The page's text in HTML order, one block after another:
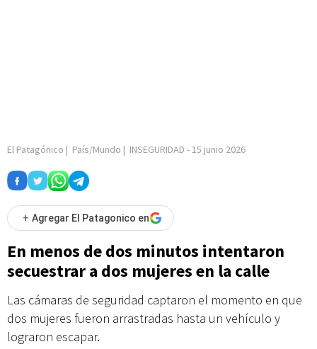
El Patagónico | País/Mundo | INSEGURIDAD - 15 junio 2026
+ Agregar El Patagonico en
En menos de dos minutos intentaron
secuestrar a dos mujeres en la calle
Las cámaras de seguridad captaron el momento en que
dos mujeres fueron arrastradas hasta un vehículo y
lograron escapar.